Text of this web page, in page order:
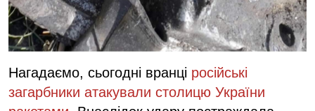
Нагадаємо, сьогодні вранці російські
загарбники атакували столицю України